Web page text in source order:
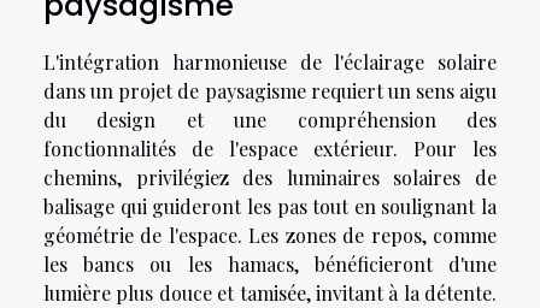
L'intégration harmonieuse de l'éclairage solaire
dans un projet de paysagisme requiert un sens aigu
du design et une compréhension des
fonctionnalités de l'espace extérieur. Pour les
chemins, privilégiez des luminaires solaires de
balisage qui guideront les pas tout en soulignant la
géométrie de l'espace. Les zones de repos, comme
les bancs ou les hamacs, bénéficieront d'une
lumière plus douce et tamisée, invitant à la détente.